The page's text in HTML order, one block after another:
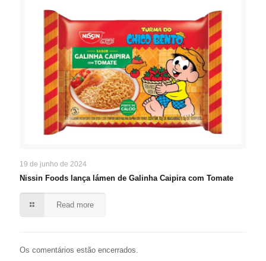
19 de junho de 2024
Nissin Foods lança lámen de Galinha Caipira com Tomate
Read more
Os comentários estão encerrados.